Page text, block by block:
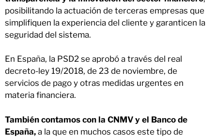
posibilitando la actuación de terceras empresas que
simplifiquen la experiencia del cliente y garanticen la
seguridad del sistema.
En España, la PSD2 se aprobó a través del real
decreto-ley 19/2018, de 23 de noviembre, de
servicios de pago y otras medidas urgentes en
materia financiera.
También contamos con la CNMV y el Banco de
España, a la que en muchos casos este tipo de